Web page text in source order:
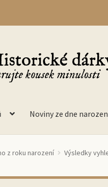
Noviny ze dne
z roku narození Výsledky